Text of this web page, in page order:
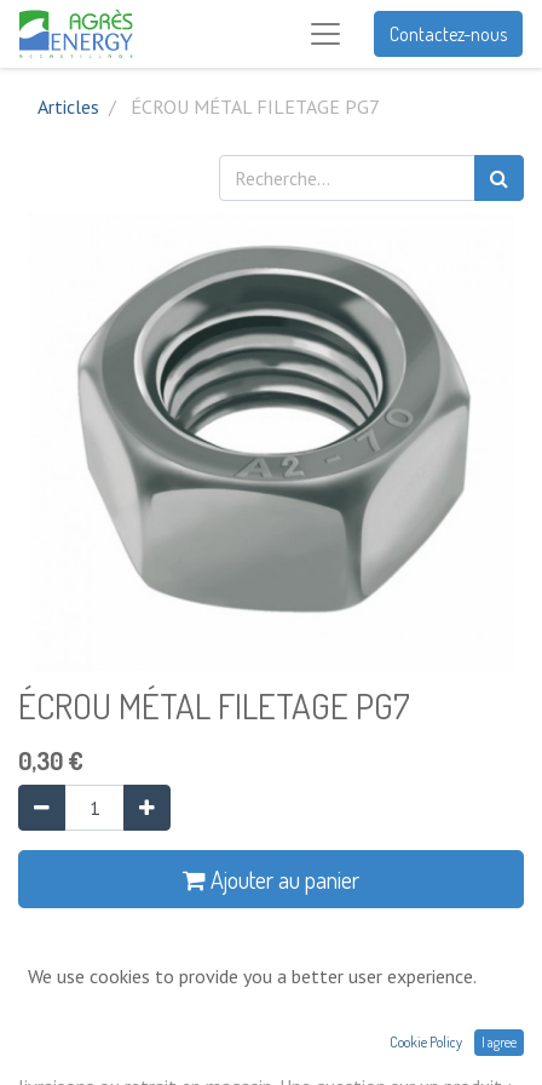
Contactez-nous
Articles ÉCROU MÉTAL FILETAGE PG7
ÉCROU MÉTAL FILETAGE PG7
0,30€
Ajouter au panier
Prix exprimés Hors TVA. Expéditions,
We use cookies to provide you a better user experience.
Cookie Policy I agree